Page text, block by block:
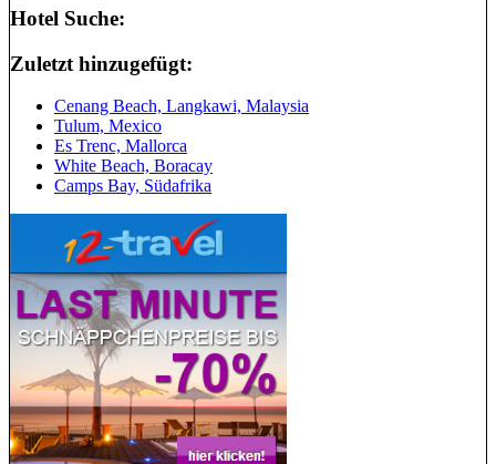
Hotel Suche:
Zuletzt hinzugefügt:
Cenang Beach, Langkawi, Malaysia
Tulum, Mexico
Es Trenc, Mallorca
White Beach, Boracay
Camps Bay, Südafrika